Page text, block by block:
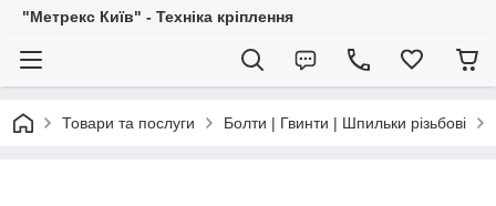
"Метрекс Київ" - Техніка кріплення
Товари та послуги Болти | Гвинти | Шпильки різьбові